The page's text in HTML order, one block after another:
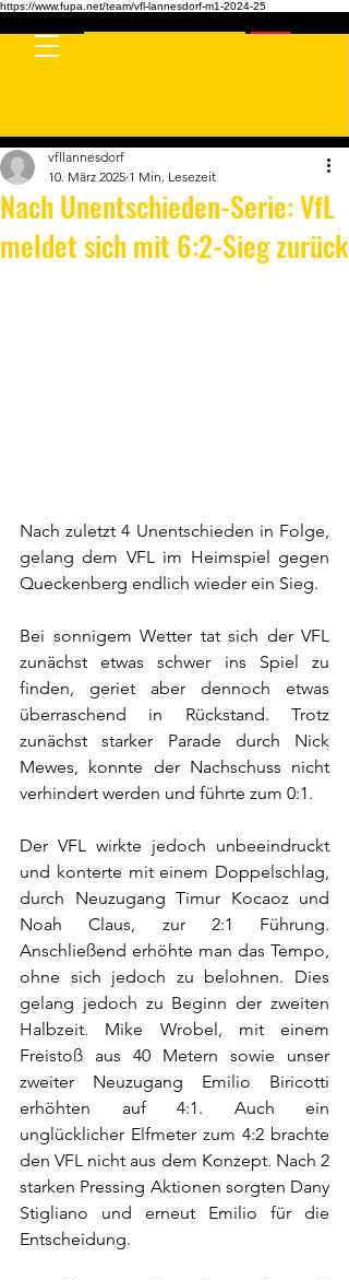
https://www.fupa.net/team/vfl-lannesdorf-m1-2024-25
Nach Unentschieden-Serie: VfL
meldet sich mit 6:2-Sieg zurück
vfllannesdorf
10. März 2025 1 Min. Lesezeit
Nach zuletzt 4 Unentschieden in Folge,
gelang dem VFL im Heimspiel gegen
Queckenberg endlich wieder ein Sieg.
Bei sonnigem Wetter tat sich der VFL
zunächst etwas schwer ins Spiel zu
finden, geriet aber dennoch etwas
überraschend in Rückstand. Trotz
zunächst starker Parade durch Nick
Mewes, konnte der Nachschuss nicht
verhindert werden und führte zum 0:1.
Der VFL wirkte jedoch unbeeindruckt
und konterte mit einem Doppelschlag,
durch Neuzugang Timur Kocaoz und
Noah Claus, zur 2:1 Führung.
Anschließend erhöhte man das Tempo,
ohne sich jedoch zu belohnen. Dies
gelang jedoch zu Beginn der zweiten
Halbzeit. Mike Wrobel, mit einem
Freistoß aus 40 Metern sowie unser
zweiter Neuzugang Emilio Biricotti
erhöhten auf 4:1. Auch ein
unglücklicher Elfmeter zum 4:2 brachte
den VFL nicht aus dem Konzept. Nach 2
starken Pressing Aktionen sorgten Dany
Stigliano und erneut Emilio für die
Entscheidung.